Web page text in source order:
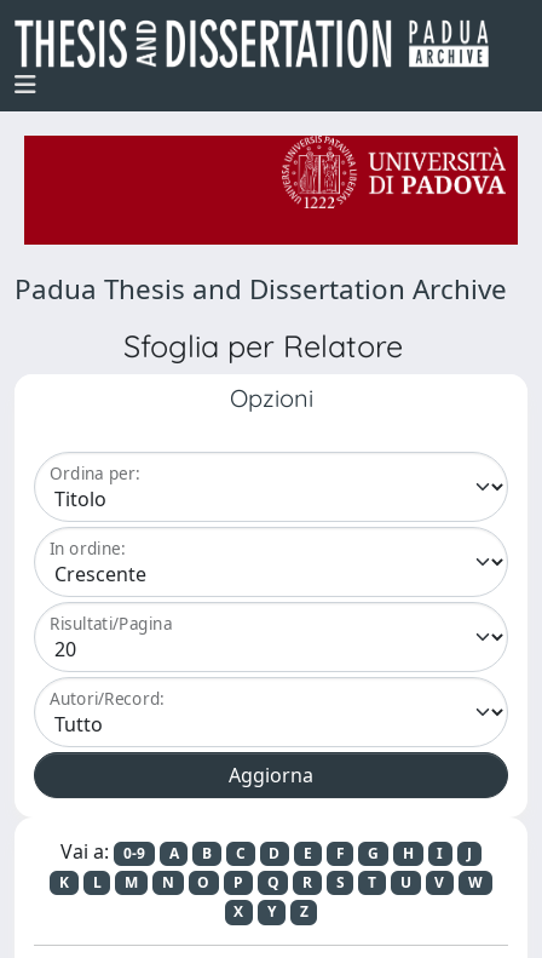
Padua Thesis and Dissertation Archive
Sfoglia per Relatore
Opzioni
Ordina per:
In ordine:
Risultati/Pagina
Autori/Record:
Vai a: 0-9 A B C D E F G H I
J
K
L M N O P Q R S T U V
W
X
Y Z